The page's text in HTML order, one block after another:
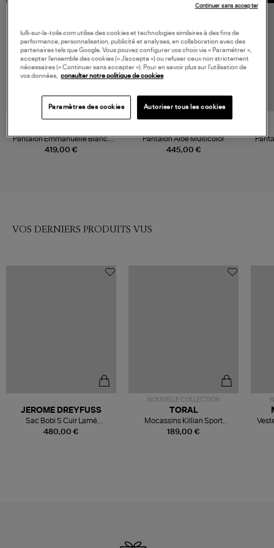
419,00 €
Pantalon Emmanuelle Blanc,
Collaboration Xirena x Léa
445,00 €
Pantalon Aloe Multicolor
VOS DERNIERS PRODUITS VUS
480,00 €
JEROME DREYFUSS
Sac Bobi S Cuir Lamé
Champagne
NOUVELLE COLLECTION
189,00 €
TORAL
Mocassins Killian Sport
Mousse
lulli-sur-la-toile.com utilise des cookies et technologies similaires à des fins de
performance, personnalisation, publicité et analyses, en collaboration avec des
partenaires tels que Google. Vous pouvez configurer vos choix via « Paramétrer »,
accepter l’ensemble des cookies (« J’accepte ») ou refuser ceux non strictement
nécessaires (« Continuer sans accepter »). Pour en savoir plus sur l’utilisation de
vos données, consulter notre politique de cookies
Paramètres des cookies Autoriser tous les cookies
Continuer sans accepter